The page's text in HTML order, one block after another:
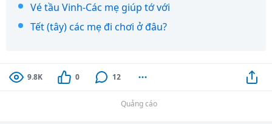
Vé tầu Vinh-Các mẹ giúp tớ với
Tết (tây) các mẹ đi chơi ở đâu?
9.8K 0 12
Quảng cáo